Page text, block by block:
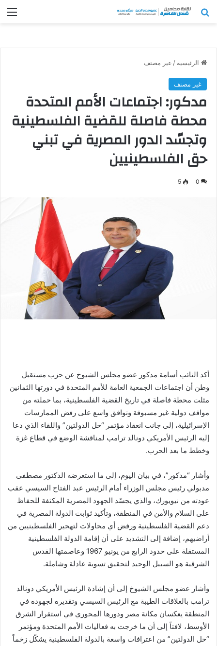
بحث عن
الرئيسية / غير مصنف
غير مصنف
مدكور: اجتماعات الأمم المتحدة
محطة فاصلة للقضية الفلسطينية
وتجسّد الدور المصرية في تبني
حق الفلسطينيين
0
5
أكد النائب أسامة مدكور عضو مجلس الشيوخ عن حزب مستقبل
وطن أن اجتماعات الجمعية العامة للأمم المتحدة في دورتها الثمانين
مثلت محطة فاصلة في تاريخ القضية الفلسطينية، بما حملته من
مواقف دولية غير مسبوقة وتوافق واسع على رفض الممارسات
الإسرائيلية، إلى جانب انعقاد مؤتمر “حل الدولتين” واللقاء الذي دعا
إليه الرئيس الأمريكي دونالد ترامب لمناقشة الوضع في قطاع غزة
وخطط ما بعد الحرب.
وأشار “مدكور”، في بيان اليوم، إلى ما استعرضه الدكتور مصطفى
مدبولي رئيس مجلس الوزراء أمام الرئيس عبد الفتاح السيسي عقب
عودته من نيويورك، والذي يجسّد الجهود المصرية المكثفة للحفاظ
على السلام والأمن في المنطقة، وتأكيد ثوابت الدولة المصرية في
دعم القضية الفلسطينية ورفض أي محاولات لتهجير الفلسطينيين من
أراضيهم، إضافة إلى التشديد على أن إقامة الدولة الفلسطينية
المستقلة على حدود الرابع من يونيو 1967 وعاصمتها القدس
الشرقية هو السبيل الوحيد لتحقيق تسوية عادلة وشاملة.
وأشار عضو مجلس الشيوخ إلى أن إشادة الرئيس الأمريكي دونالد
ترامب بالعلاقات الطيبة مع الرئيس السيسي وتقديره لجهوده في
المنطقة يعكسان مكانة مصر ودورها المحوري في استقرار الشرق
الأوسط، لافتاً إلى أن ما خرجت به فعاليات الأمم المتحدة ومؤتمر
“حل الدولتين” من اعترافات واسعة بالدولة الفلسطينية يشكّل زخماً